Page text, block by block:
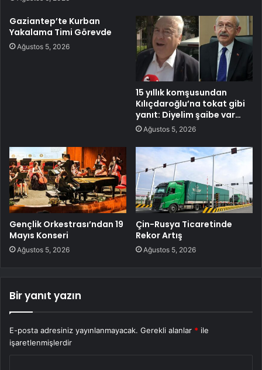
Gaziantep’te Kurban
Yakalama Timi Görevde
Ağustos 5, 2026
15 yıllık komşusundan
Kılıçdaroğlu’na tokat gibi
yanıt: Diyelim şaibe var…
Ağustos 5, 2026
Gençlik Orkestrası’ndan 19
Mayıs Konseri
Ağustos 5, 2026
Çin-Rusya Ticaretinde
Rekor Artış
Ağustos 5, 2026
Bir yanıt yazın
E-posta adresiniz yayınlanmayacak. Gerekli alanlar * ile
işaretlenmişlerdir